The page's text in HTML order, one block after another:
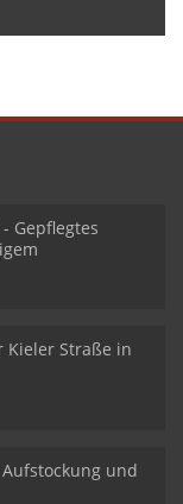
Gepflegtes
Kieler Straße in
und